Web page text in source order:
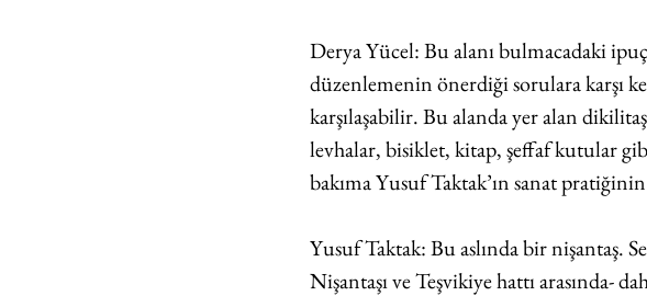
Derya Yücel: Bu alanı bulmacadaki
düzenlemenin önerdiği sorulara karşı
karşılaşabilir. Bu alanda yer alan
levhalar, bisiklet, kitap, şeffaf kutular
bakıma Yusuf Taktak’ın sanat
Yusuf Taktak: Bu aslında bir nişantaş.
Nişantaşı ve Teşvikiye hattı arasında-